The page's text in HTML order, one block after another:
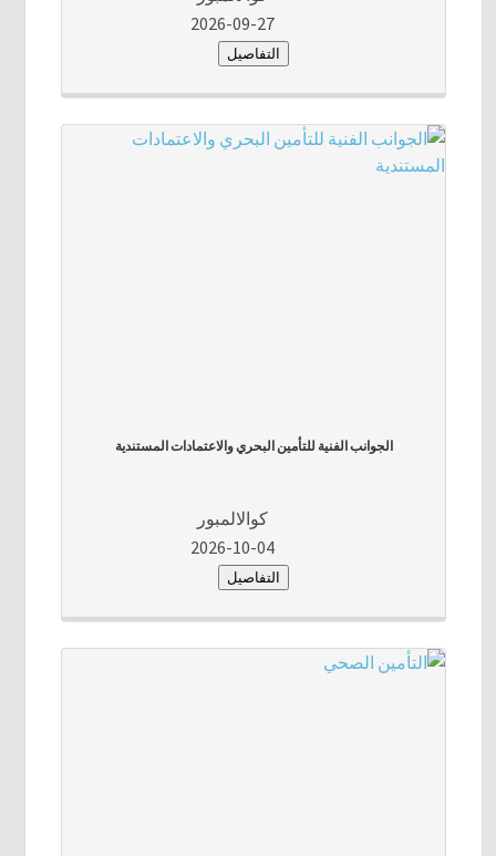
2026-09-27
التفاصيل
الجوانب الفنية للتأمين البحري والاعتمادات المستندية
كوالالمبور
2026-10-04
التفاصيل